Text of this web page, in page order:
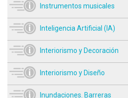
Instrumentos musicales
Inteligencia Artificial (IA)
Interiorismo y Decoración
Interiorismo y Diseño
Inundaciones. Barreras